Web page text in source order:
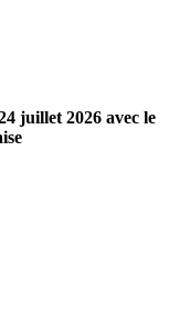
juillet 2026 avec le